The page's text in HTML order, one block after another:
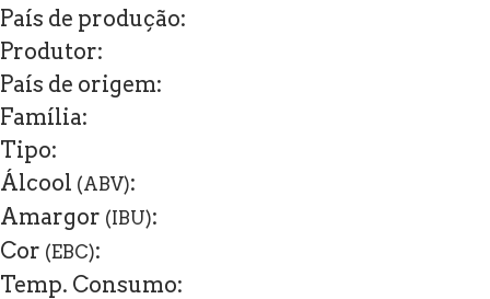
País de produção:
Produtor:
País de origem:
Família:
Tipo:
Álcool (ABV):
Amargor (IBU):
Cor (EBC):
Temp. Consumo: